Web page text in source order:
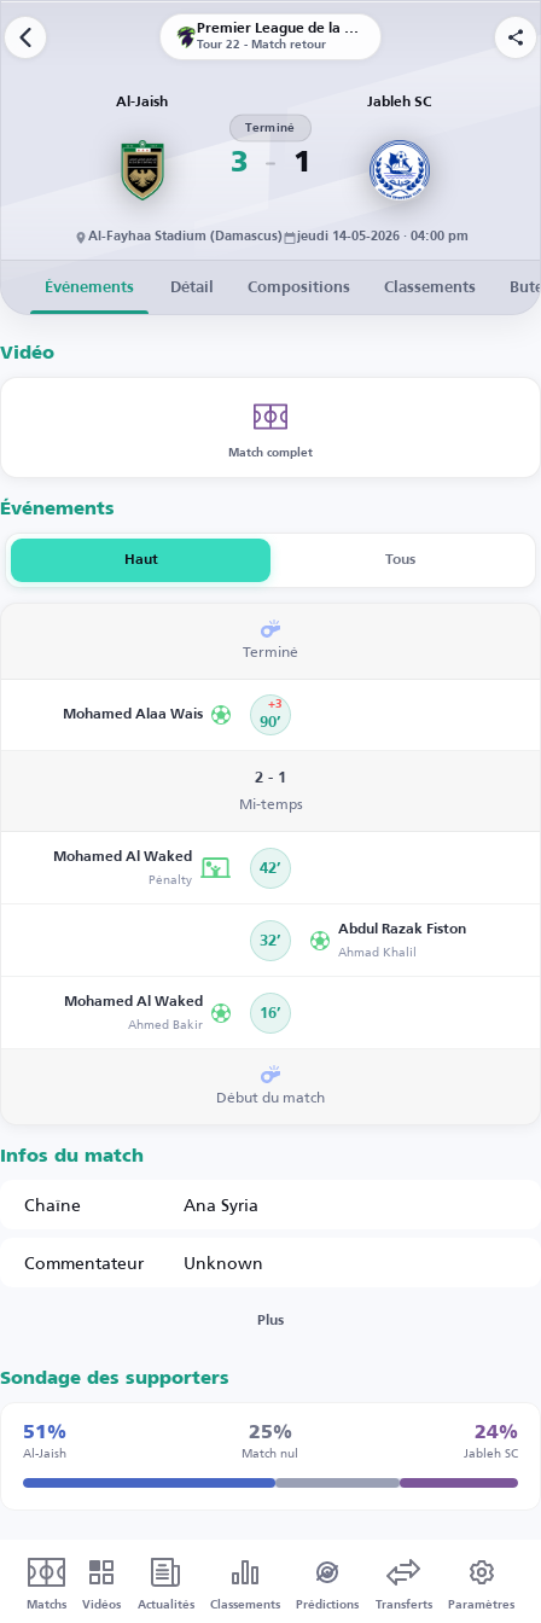
Premier League de la Syrie
Tour 22 - Match retour
Al-Jaish
3
Terminé
1
Jableh SC
Al-Fayhaa Stadium (Damascus) jeudi 14-05-2026 · 04:00 pm
Événements Détail Compositions Classements
Vidéo
Match complet
Événements
Haut Tous
Terminé
Mohamed Alaa Wais 90’
+3
2 - 1
Mi-temps
Mohamed Al Waked
Pénalty 42’
32’
Abdul Razak Fiston
Ahmad Khalil
Mohamed Al Waked
Ahmed Bakir 16’
Début du match
Infos du match
Chaîne
Ana Syria
Commentateur
Unknown
Plus
Sondage des supporters
51%
Al-Jaish
25%
Match nul
24%
Jableh SC
Matchs Vidéos Actualités Classements Prédictions Transferts Paramètres